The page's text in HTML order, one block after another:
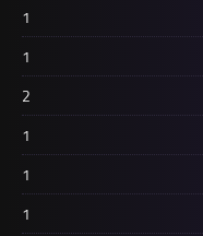
1
1
2
1
1
1